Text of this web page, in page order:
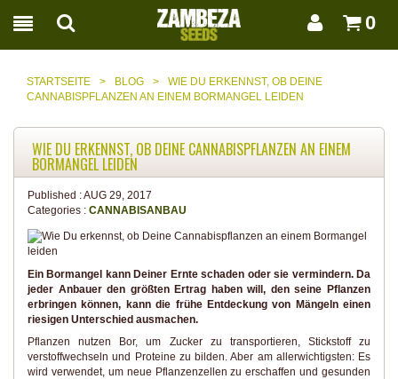
0
STARTSEITE > BLOG >
WIE DU ERKENNST, OB DEINE
CANNABISPFLANZEN AN EINEM BORMANGEL LEIDEN
WIE DU ERKENNST, OB DEINE CANNABISPFLANZEN AN EINEM
BORMANGEL LEIDEN
Published :AUG 29, 2017
Categories : CANNABISANBAU
Ein Bormangel kann Deiner Ernte schaden oder sie vermindern. Da
jeder Anbauer den größten Ertrag haben will, den seine Pflanzen
erbringen können, kann die frühe Entdeckung von Mängeln einen
riesigen Unterschied ausmachen.
Pflanzen nutzen Bor, um Zucker zu transportieren, Stickstoff zu
verstoffwechseln und Proteine zu bilden. Aber am allerwichtigsten: Es
wird verwendet, um neue Pflanzenzellen zu erschaffen und gesunden